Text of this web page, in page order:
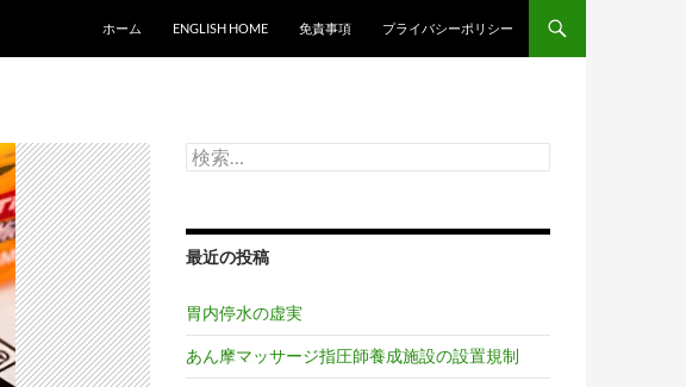
ホーム
ENGLISH HOME 免責事項 プライバシーポリシー
検
索:
最近の投稿
胃内停水の虚実
あん摩マッサージ指圧師養成施設の設置規制